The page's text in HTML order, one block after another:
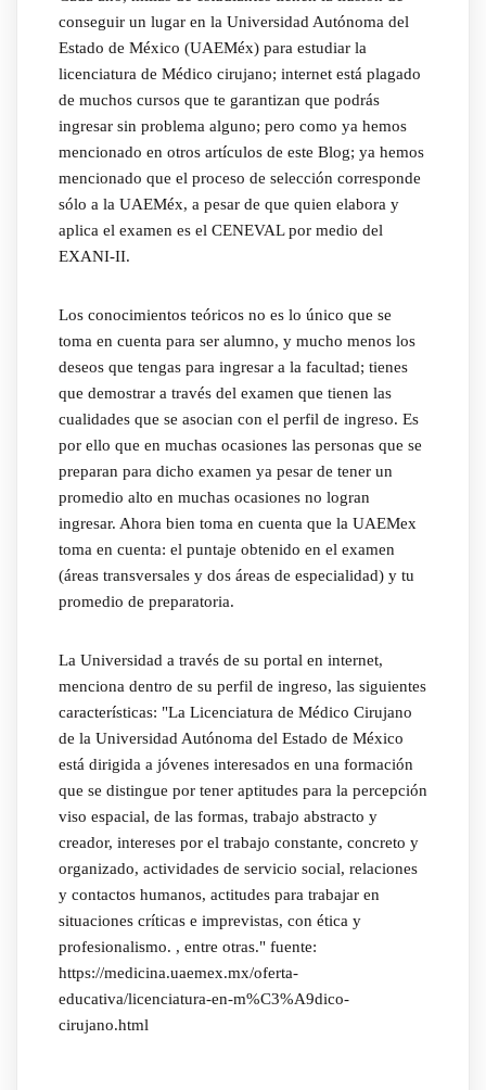
conseguir un lugar en la Universidad Autónoma del
Estado de México (UAEMéx) para estudiar la
licenciatura de Médico cirujano; internet está plagado
de muchos cursos que te garantizan que podrás
ingresar sin problema alguno; pero como ya hemos
mencionado en otros artículos de este Blog; ya hemos
mencionado que el proceso de selección corresponde
sólo a la UAEMéx, a pesar de que quien elabora y
aplica el examen es el CENEVAL por medio del
EXANI-II.
Los conocimientos teóricos no es lo único que se
toma en cuenta para ser alumno, y mucho menos los
deseos que tengas para ingresar a la facultad; tienes
que demostrar a través del examen que tienen las
cualidades que se asocian con el perfil de ingreso. Es
por ello que en muchas ocasiones las personas que se
preparan para dicho examen ya pesar de tener un
promedio alto en muchas ocasiones no logran
ingresar. Ahora bien toma en cuenta que la UAEMex
toma en cuenta: el puntaje obtenido en el examen
(áreas transversales y dos áreas de especialidad) y tu
promedio de preparatoria.
La Universidad a través de su portal en internet,
menciona dentro de su perfil de ingreso, las siguientes
características: "La Licenciatura de Médico Cirujano
de la Universidad Autónoma del Estado de México
está dirigida a jóvenes interesados ​​en una formación
que se distingue por tener aptitudes para la percepción
viso espacial, de las formas, trabajo abstracto y
creador, intereses por el trabajo constante, concreto y
organizado, actividades de servicio social, relaciones
y contactos humanos, actitudes para trabajar en
situaciones críticas e imprevistas, con ética y
profesionalismo. , entre otras." fuente:
https://medicina.uaemex.mx/oferta-
educativa/licenciatura-en-m%C3%A9dico-
cirujano.html